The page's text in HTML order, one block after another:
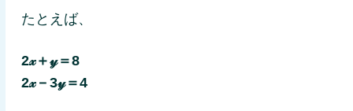
たとえば、
2𝓍＋𝓎＝8
2𝓍－3𝓎＝4